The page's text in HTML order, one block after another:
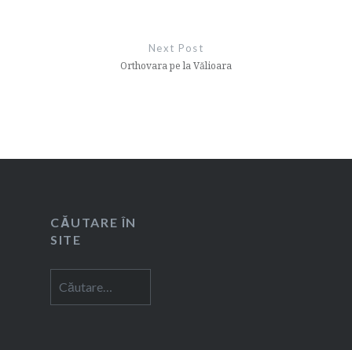
Next Post
Orthovara pe la Vălioara
CĂUTARE ÎN
SITE
după: